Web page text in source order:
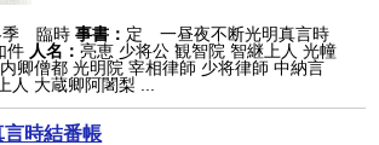
臨時 事書： 定 一昼夜不断光明真言時
件 人名：亮恵 少将公 観智院 智継上人 光幢
卿僧都 光明院 宰相律師 少将律師 中納言
人 大蔵卿阿闍梨 ...
時結番帳